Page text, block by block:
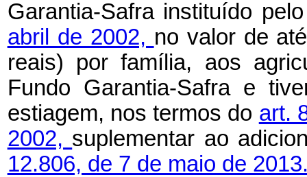
Garantia-Safra instituído
abril de 2002, no valor de
reais) por família, aos
Fundo Garantia-Safra e
estiagem, nos termos do art.
2002, suplementar ao
12.806, de 7 de maio de